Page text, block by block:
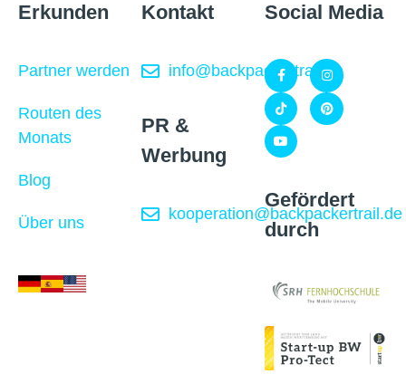
Erkunden
Partner werden
Routen des
Monats
Blog
Über uns
Kontakt
info@backpackertrail.de
PR &
Werbung
kooperation@backpackertrail.de
Social Media
Gefördert
durch